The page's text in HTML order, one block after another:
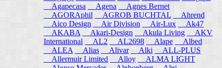
Agapecasa
Agena
Agnes Bernet
AGORAphil
AGROB BUCHTAL
Ahrend
Aico Design
Air Division Air-Lux
Ak47
AKABA
Akari-Design Akula Living
AKV
International
AL2 AL2698 Alape
Albed
ALEA
Alias Alivar Alki
ALL-PLUS
Allermuir Limited
Alloy
ALMA LIGHT